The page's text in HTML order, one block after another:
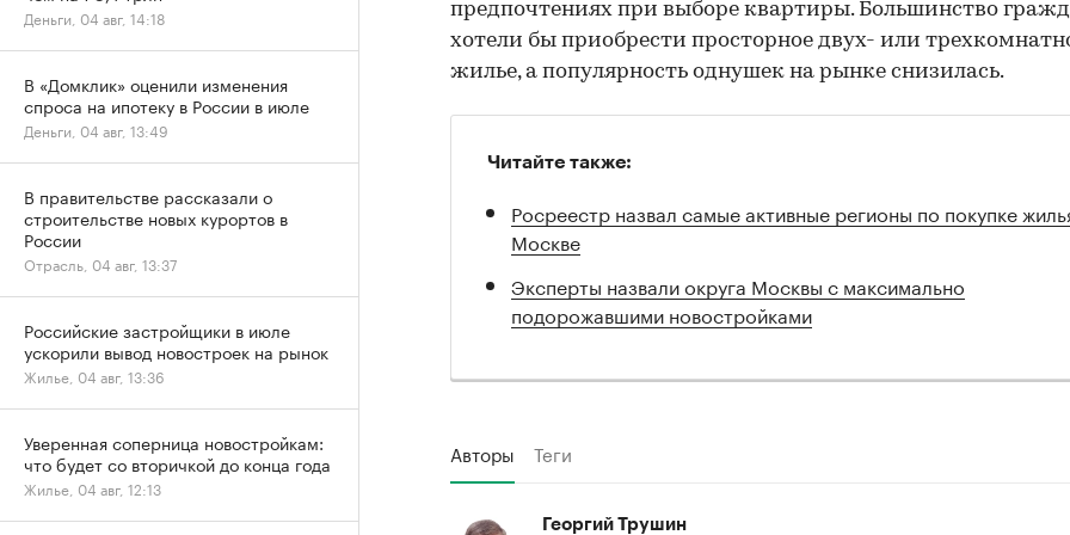
предпочтениях при выборе квартиры. Большинство
хотели бы приобрести просторное двух- или
жилье, а популярность однушек на рынке снизилась.
Читайте также:
Росреестр назвал самые активные регионы по покупке
Москве
Эксперты назвали округа Москвы с максимально
подорожавшими новостройками
Авторы Теги
Георгий Трушин
Деньги, 04 авг, 14:18
В «Домклик» оценили изменения
спроса на ипотеку в России в июле
Деньги, 04 авг, 13:49
В правительстве рассказали о
строительстве новых курортов в
России
Отрасль, 04 авг, 13:37
Российские застройщики в июле
ускорили вывод новостроек на рынок
Жилье, 04 авг, 13:36
Уверенная соперница новостройкам:
что будет со вторичкой до конца года
Жилье, 04 авг, 12:13